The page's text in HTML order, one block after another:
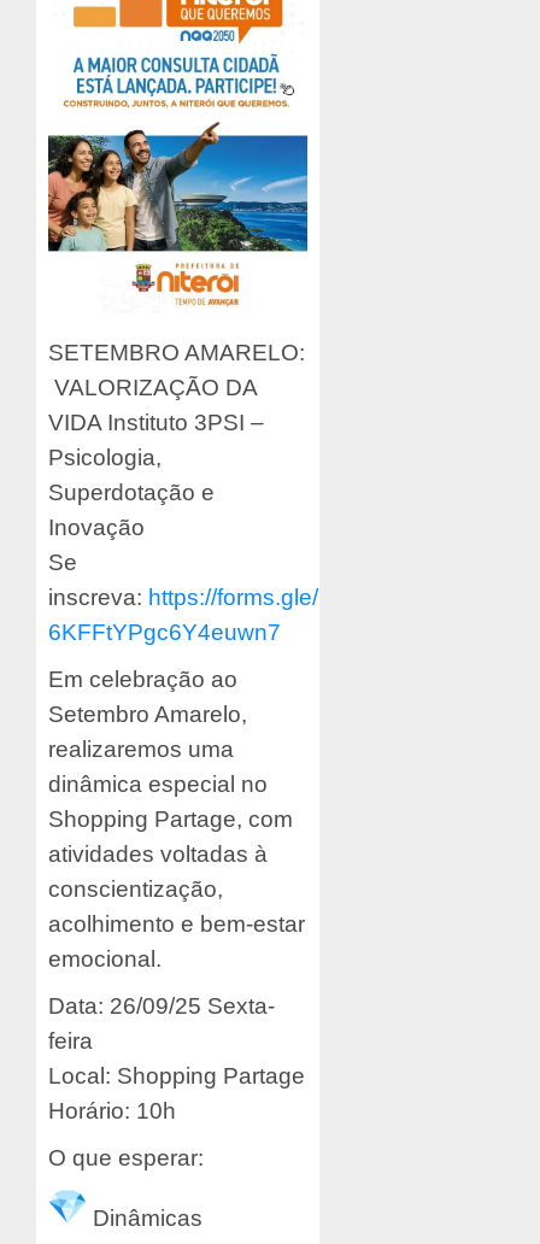
SETEMBRO AMARELO:
VALORIZAÇÃO DA
VIDA Instituto 3PSI –
Psicologia,
Superdotação e
Inovação
Se
inscreva: https://forms.gle/
6KFFtYPgc6Y4euwn7
Em celebração ao
Setembro Amarelo,
realizaremos uma
dinâmica especial no
Shopping Partage, com
atividades voltadas à
conscientização,
acolhimento e bem-estar
emocional.
Data: 26/09/25 Sexta-
feira
Local: Shopping Partage
Horário: 10h
O que esperar:
Dinâmicas